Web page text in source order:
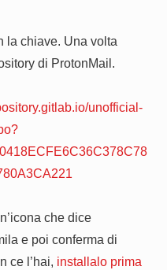
la chiave. Una volta
di ProtonMail.
unofficial-
che dice
e poi conferma di
ce l’hai, installalo prima